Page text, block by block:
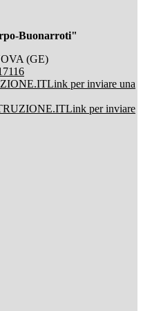
Buonarroti"
(GE)
Link per inviare una
Link per inviare